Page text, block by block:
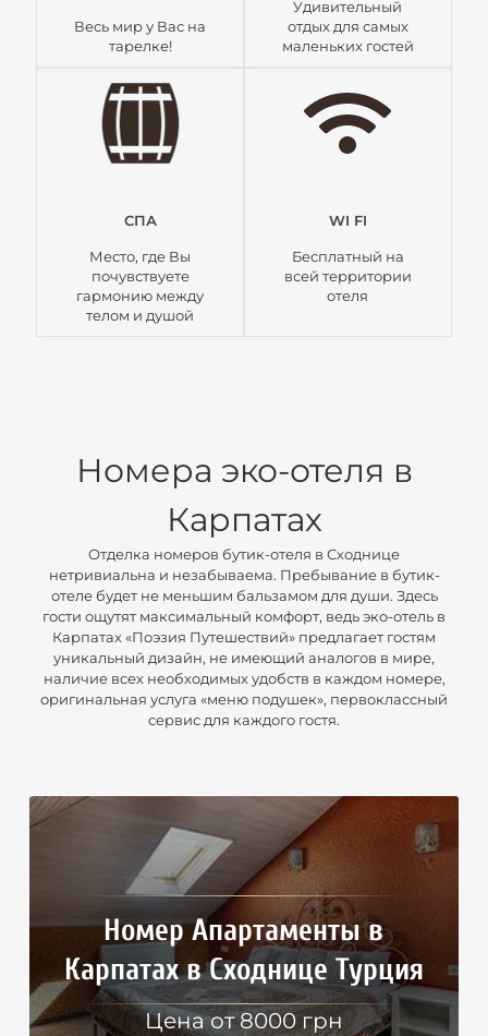
Весь мир у Вас на
тарелке!
Удивительный
отдых для самых
маленьких гостей
СПА
Место, где Вы
почувствуете
гармонию между
телом и душой
WI FI
Бесплатный на
всей территории
отеля
Номера эко-отеля в
Карпатах
Отделка номеров бутик-отеля в Сходнице
нетривиальна и незабываема. Пребывание в бутик-
отеле будет не меньшим бальзамом для души. Здесь
гости ощутят максимальный комфорт, ведь эко-отель в
Карпатах «Поэзия Путешествий» предлагает гостям
уникальный дизайн, не имеющий аналогов в мире,
наличие всех необходимых удобств в каждом номере,
оригинальная услуга «меню подушек», первоклассный
сервис для каждого гостя.
Номер Апартаменты в
Карпатах в Сходнице Турция
Цена от 8000 грн